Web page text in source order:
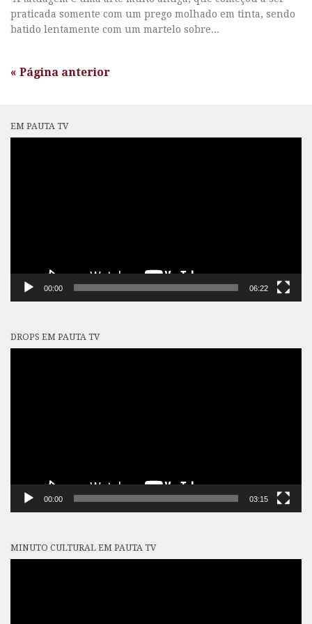
praticada somente com um prego molhado em tinta, sendo
batido lentamente com um martelo sobre...
« Página anterior
EM PAUTA TV
00:00 06:22
DROPS EM PAUTA TV
00:00 03:15
MINUTO CULTURAL EM PAUTA TV